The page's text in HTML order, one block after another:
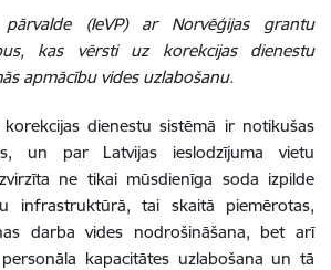
pārvalde (IeVP) ar Norvēģijas grantu
kas vērsti uz korekcijas dienestu
apmācību vides uzlabošanu.
korekcijas dienestu sistēmā ir notikušas
un par Latvijas ieslodzījuma vietu
ne tikai mūsdienīga soda izpilde
infrastruktūrā, tai skaitā piemērotas,
darba vides nodrošināšana, bet arī
kapacitātes uzlabošana un tā